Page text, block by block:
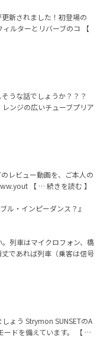
新されました！初登場の
ルターとリバーブのコ 【
うな話でしょうか？？？
ンジの広いチューブプリア
レビュー動画を、ご本人の
【 … 続きを読む 】
・インピーダンス？』
列車はマイクロフォン、橋
であれば列車（乗客は信号
ょう Strymon SUNSETのA
ードを備えています。 【 …